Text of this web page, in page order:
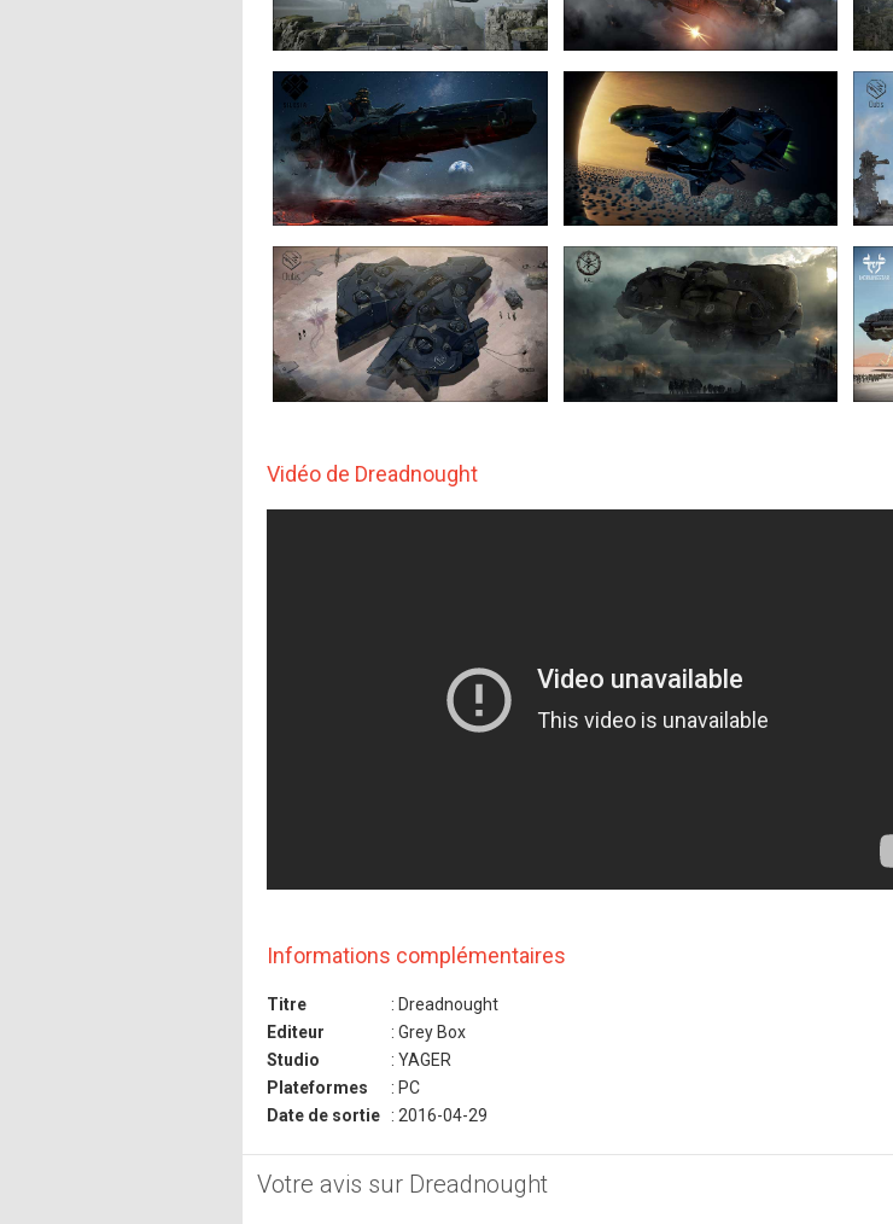
Vidéo de Dreadnought
Informations complémentaires
Titre
: Dreadnought
Editeur
: Grey Box
Studio
: YAGER
Plateformes
: PC
Date de sortie
: 2016-04-29
Votre avis sur Dreadnought